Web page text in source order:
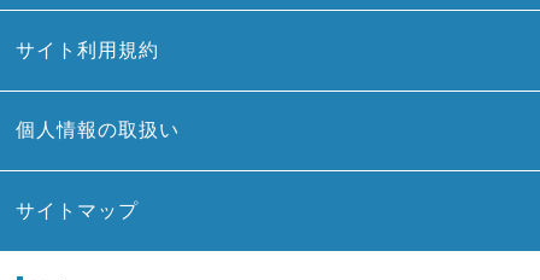
サイト利用規約
個人情報の取扱い
サイトマップ